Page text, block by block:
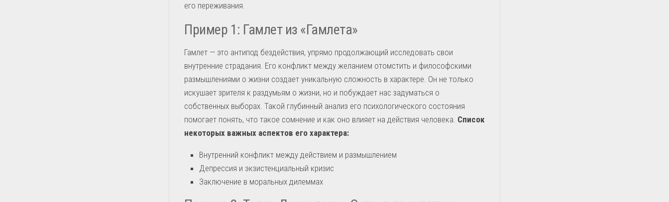
его переживания.
Пример 1: Гамлет из «Гамлета»
Гамлет — это антипод бездействия, упрямо продолжающий исследовать свои
внутренние страдания. Его конфликт между желанием отомстить и философскими
размышлениями о жизни создает уникальную сложность в характере. Он не только
искушает зрителя к раздумьям о жизни, но и побуждает нас задуматься о
собственных выборах. Такой глубинный анализ его психологического состояния
помогает понять, что такое сомнение и как оно влияет на действия человека. Список
некоторых важных аспектов его характера:
Внутренний конфликт между действием и размышлением
Депрессия и экзистенциальный кризис
Заключение в моральных дилеммах